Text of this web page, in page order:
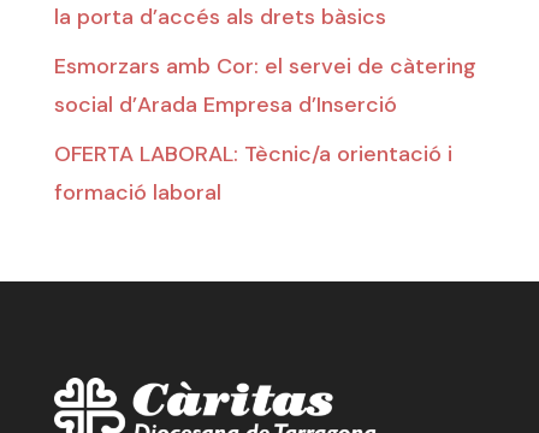
la porta d’accés als drets bàsics
Esmorzars amb Cor: el servei de càtering
social d’Arada Empresa d’Inserció
OFERTA LABORAL: Tècnic/a orientació i
formació laboral